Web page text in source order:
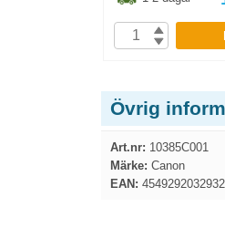
Övrig
Art.nr: 10385C001
Märke: Canon
EAN: 4549292032932